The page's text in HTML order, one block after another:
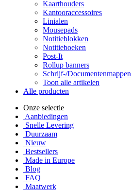
Kaarthouders
Kantooraccessoires
Linialen
Mousepads
Notitieblokken
Notitieboeken
Post-It
Rollup banners
Schrijf-/Documentenmappen
Toon alle artikelen
Alle producten
Onze selectie
Aanbiedingen
Snelle Levering
Duurzaam
Nieuw
Bestsellers
Made in Europe
Blog
FAQ
Maatwerk